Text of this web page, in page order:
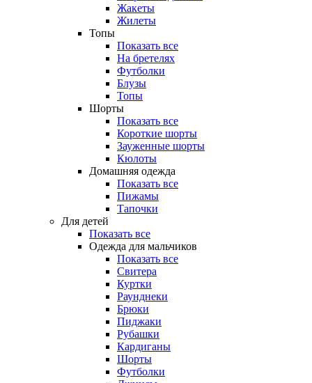
Жакеты
Жилеты
Топы
Показать все
На бретелях
Футболки
Блузы
Топы
Шорты
Показать все
Короткие шорты
Зауженные шорты
Кюлоты
Домашняя одежда
Показать все
Пижамы
Тапочки
Для детей
Показать все
Одежда для мальчиков
Показать все
Свитера
Куртки
Раунднеки
Брюки
Пиджаки
Рубашки
Кардиганы
Шорты
Футболки